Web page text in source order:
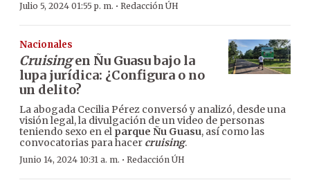
Julio 5, 2024 01:55 p. m. · Redacción ÚH
Nacionales
Cruisingen Ñu Guasu bajo la
lupa jurídica: ¿Configura o no
un delito?
La abogada Cecilia Pérez conversó y analizó, desde una
visión legal, la divulgación de un video de personas
teniendo sexo en el parque Ñu Guasu, así como las
convocatorias para hacer cruising.
Junio 14, 2024 10:31 a. m. · Redacción ÚH